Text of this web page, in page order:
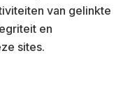
van gelinkte
en
sites.